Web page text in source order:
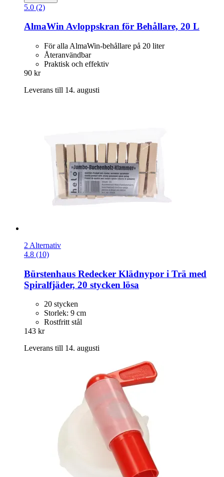
5.0 (2)
AlmaWinAvloppskran för Behållare, 20 L
För alla AlmaWin-behållare på 20 liter
Återanvändbar
Praktisk och effektiv
90 kr
Leverans till 14. augusti
2 Alternativ
4.8 (10)
Bürstenhaus Redecker Klädnypor i Trä med
Spiralfjäder, 20 stycken lösa
20 stycken
Storlek: 9 cm
Rostfritt stål
143 kr
Leverans till 14. augusti